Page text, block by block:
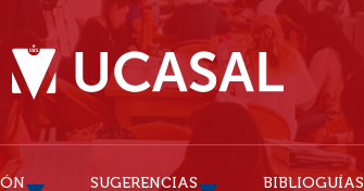
SUGERENCIAS BIBLIOGUÍAS